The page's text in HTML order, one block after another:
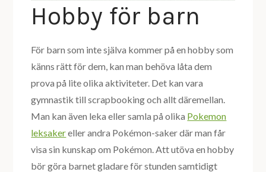
Hobby för barn
För barn som inte själva kommer på en hobby som
känns rätt för dem, kan man behöva låta dem
prova på lite olika aktiviteter. Det kan vara
gymnastik till scrapbooking och allt däremellan.
Man kan även leka eller samla på olika Pokemon
leksakereller andra Pokémon-saker där man får
visa sin kunskap om Pokémon. Att utöva en hobby
bör göra barnet gladare för stunden samtidigt